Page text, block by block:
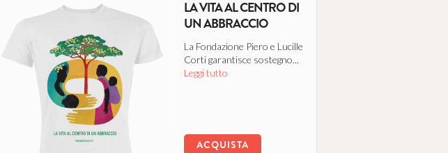
LA VITA AL CENTRO DI
UN ABBRACCIO
La Fondazione Piero e Lucille
Corti garantisce sostegno...
Leggi tutto
ACQUISTA